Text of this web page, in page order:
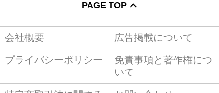
PAGE TOP
会社概要 広告掲載について
プライバシーポリシー
免責事項と著作権につ
いて